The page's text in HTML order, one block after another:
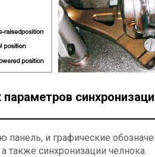
и графические
также синхронизации челнока.